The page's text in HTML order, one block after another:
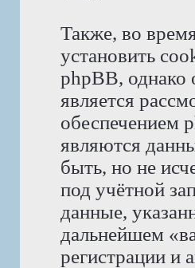
Также, во
установить
phpBB, однако
является
обеспечением
являются
быть, но не
под учётной
данные,
дальнейшем
регистрации и